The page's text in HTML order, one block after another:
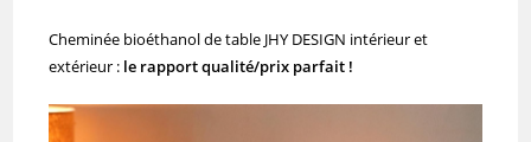
Cheminée bioéthanol de table JHY DESIGN intérieur et
extérieur : le rapport qualité/prix parfait !